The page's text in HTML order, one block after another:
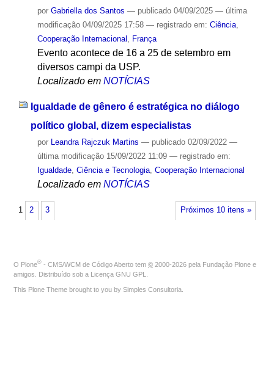
por Gabriella dos Santos — publicado04/09/2025 — última
modificação04/09/2025 17:58 — registrado em: Ciência,
Cooperação Internacional
França
Evento acontece de 16 a 25 de setembro em
diversos campi da USP.
Localizado em NOTÍCIAS
Igualdade de gênero é estratégica no diálogo
político global, dizem especialistas
por Leandra Rajczuk Martins — publicado02/09/2022 —
última modificação15/09/2022 11:09 — registrado em:
Igualdade, Ciência e Tecnologia, Cooperação Internacional
Localizado em NOTÍCIAS
Próximos 10 itens »
1 2 3
O Plone® - CMS/WCM de Código Aberto tem © 2000-2026 pela Fundação Plone e
amigos. Distribuído sob a Licença GNU GPL
This Plone Theme brought to you by Simples Consultoria